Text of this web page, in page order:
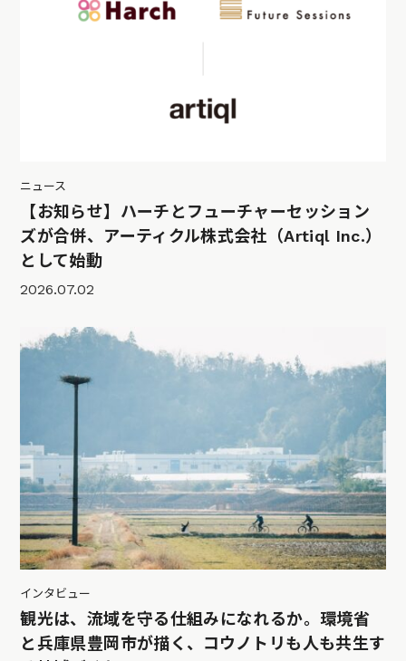
ニュース
【お知らせ】ハーチとフューチャーセッション
ズが合併、アーティクル株式会社（Artiql Inc.）
として始動
2026.07.02
インタビュー
観光は、流域を守る仕組みになれるか。環境省
と兵庫県豊岡市が描く、コウノトリも人も共生す